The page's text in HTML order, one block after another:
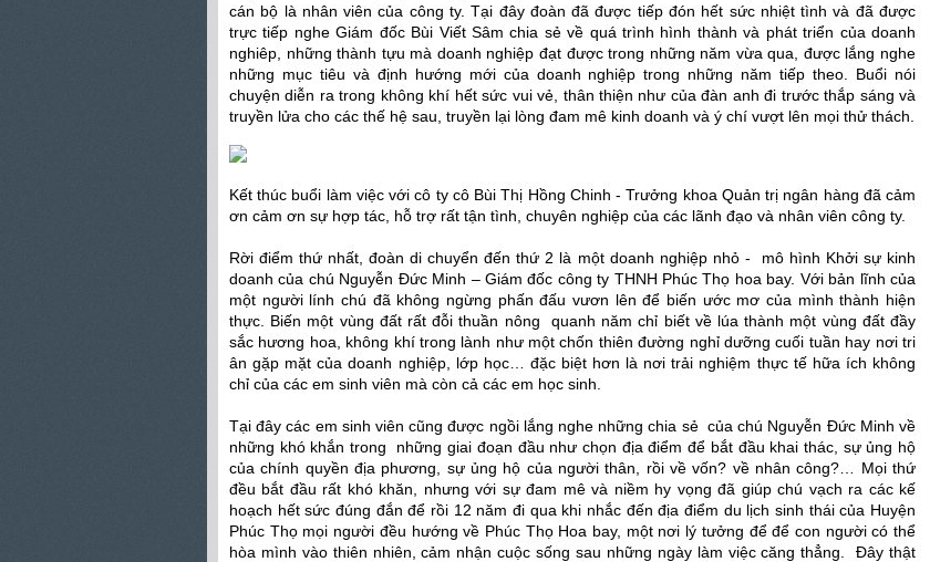
cán bộ là nhân viên của công ty. Tại đây đoàn đã được tiếp đón hết sức nhiệt tình và đã được
trực tiếp nghe Giám đốc Bùi Viết Sâm chia sẻ về quá trình hình thành và phát triển của doanh
nghiêp, những thành tựu mà doanh nghiệp đạt được trong những năm vừa qua, được lắng nghe
những mục tiêu và định hướng mới của doanh nghiệp trong những năm tiếp theo. Buổi nói
chuyện diễn ra trong không khí hết sức vui vẻ, thân thiện như của đàn anh đi trước thắp sáng và
truyền lửa cho các thế hệ sau, truyền lại lòng đam mê kinh doanh và ý chí vượt lên mọi thử thách.
Kết thúc buổi làm việc với cô ty cô Bùi Thị Hồng Chinh - Trưởng khoa Quản trị ngân hàng đã cảm
ơn cảm ơn sự hợp tác, hỗ trợ rất tận tình, chuyên nghiệp của các lãnh đạo và nhân viên công ty.
Rời điểm thứ nhất, đoàn di chuyển đến thứ 2 là một doanh nghiệp nhỏ - mô hình Khởi sự kinh
doanh của chú Nguyễn Đức Minh – Giám đốc công ty THNH Phúc Thọ hoa bay. Với bản lĩnh của
một người lính chú đã không ngừng phấn đấu vươn lên để biến ước mơ của mình thành hiện
thực. Biến một vùng đất rất đỗi thuần nông quanh năm chỉ biết về lúa thành một vùng đất đầy
sắc hương hoa, không khí trong lành như một chốn thiên đường nghỉ dưỡng cuối tuần hay nơi tri
ân gặp mặt của doanh nghiệp, lớp học… đặc biệt hơn là nơi trải nghiệm thực tế hữa ích không
chỉ của các em sinh viên mà còn cả các em học sinh.
Tại đây các em sinh viên cũng được ngồi lắng nghe những chia sẻ của chú Nguyễn Đức Minh về
những khó khắn trong những giai đoạn đầu như chọn địa điểm để bắt đầu khai thác, sự ủng hộ
của chính quyền địa phương, sự ủng hộ của người thân, rồi về vốn? về nhân công?… Mọi thứ
đều bắt đầu rất khó khăn, nhưng với sự đam mê và niềm hy vọng đã giúp chú vạch ra các kế
hoạch hết sức đúng đắn để rồi 12 năm đi qua khi nhắc đến địa điểm du lịch sinh thái của Huyện
Phúc Thọ mọi người đều hướng về Phúc Thọ Hoa bay, một nơi lý tưởng để để con người có thể
hòa mình vào thiên nhiên, cảm nhận cuộc sống sau những ngày làm việc căng thẳng. Đây thật